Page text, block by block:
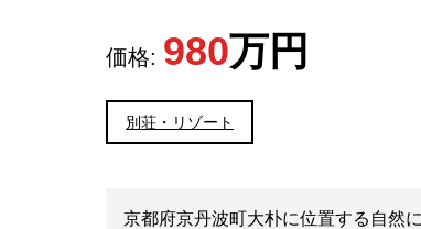
価格: 980万円
別荘・リゾート
京都府京丹波町大朴に位置する自然